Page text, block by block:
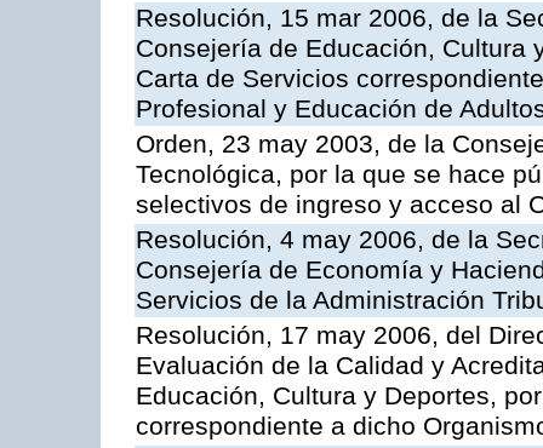
Resolución, 15 mar 2006, de la
Consejería de Educación, Cultura
Carta de Servicios
Profesional y Educación de
Orden, 23 may 2003, de la
Tecnológica, por la que se hace
selectivos de ingreso y acceso al
Resolución, 4 may 2006, de la
Consejería de Economía y
Servicios de la Administración
Resolución, 17 may 2006, del
Evaluación de la Calidad y
Educación, Cultura y Deportes,
correspondiente a dicho